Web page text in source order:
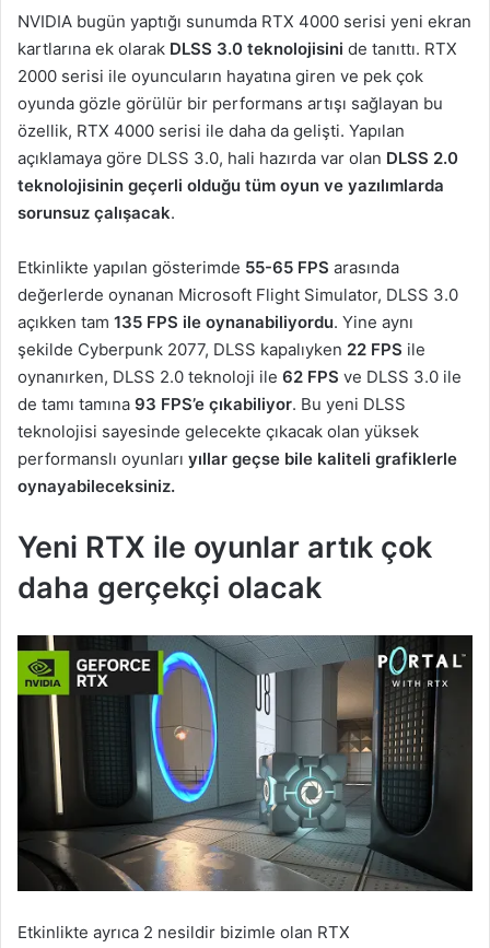
NVIDIA bugün yaptığı sunumda RTX 4000 serisi yeni ekran
kartlarına ek olarak DLSS 3.0 teknolojisini de tanıttı. RTX
2000 serisi ile oyuncuların hayatına giren ve pek çok
oyunda gözle görülür bir performans artışı sağlayan bu
özellik, RTX 4000 serisi ile daha da gelişti. Yapılan
açıklamaya göre DLSS 3.0, hali hazırda var olan DLSS 2.0
teknolojisinin geçerli olduğu tüm oyun ve yazılımlarda
sorunsuz çalışacak.
Etkinlikte yapılan gösterimde 55-65 FPS arasında
değerlerde oynanan Microsoft Flight Simulator, DLSS 3.0
açıkken tam 135 FPS ile oynanabiliyordu. Yine aynı
şekilde Cyberpunk 2077, DLSS kapalıyken 22 FPS ile
oynanırken, DLSS 2.0 teknoloji ile 62 FPS ve DLSS 3.0 ile
de tamı tamına 93 FPS’e çıkabiliyor. Bu yeni DLSS
teknolojisi sayesinde gelecekte çıkacak olan yüksek
performanslı oyunları yıllar geçse bile kaliteli grafiklerle
oynayabileceksiniz.
Yeni RTX ile oyunlar artık çok
daha gerçekçi olacak
Etkinlikte ayrıca 2 nesildir bizimle olan RTX